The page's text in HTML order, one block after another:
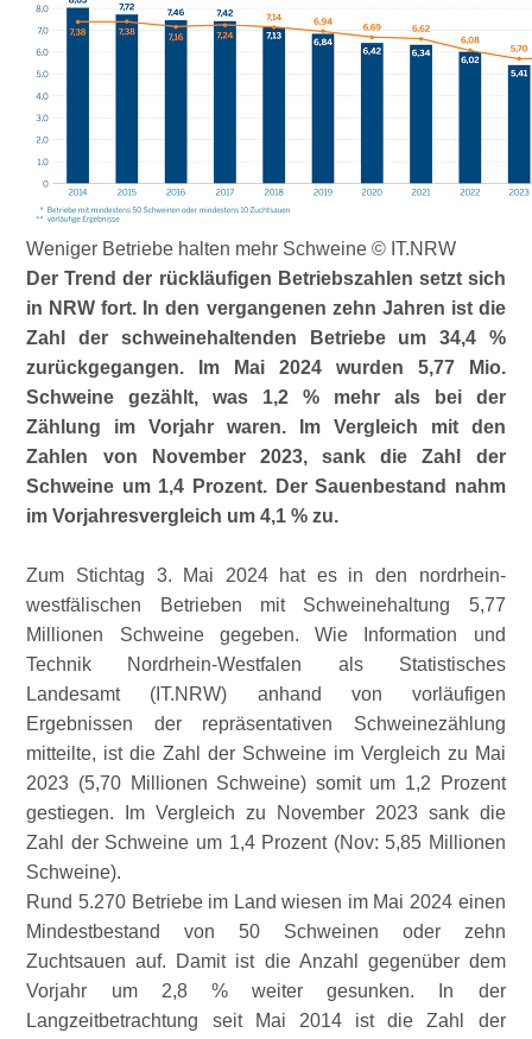
Weniger Betriebe halten mehr Schweine © IT.NRW
Der Trend der rückläufigen Betriebszahlen setzt sich
in NRW fort. In den vergangenen zehn Jahren ist die
Zahl der schweinehaltenden Betriebe um 34,4 %
zurückgegangen.
Im Mai 2024 wurden 5,77 Mio.
Schweine gezählt, was 1,2 % mehr als bei der
Zählung im Vorjahr waren. Im Vergleich mit den
Zahlen von November 2023, sank die Zahl der
Schweine um 1,4 Prozent. Der Sauenbestand nahm
im Vorjahresvergleich um 4,1 % zu.
Zum Stichtag 3. Mai 2024 hat es in den nordrhein-
westfälischen Betrieben mit Schweinehaltung 5,77
Millionen Schweine gegeben. Wie Information und
Technik Nordrhein-Westfalen als Statistisches
Landesamt (IT.NRW) anhand von vorläufigen
Ergebnissen der repräsentativen Schweinezählung
mitteilte, ist die Zahl der Schweine im Vergleich zu Mai
2023 (5,70 Millionen Schweine) somit um 1,2 Prozent
gestiegen. Im Vergleich zu November 2023 sank die
Zahl der Schweine um 1,4 Prozent (Nov: 5,85 Millionen
Schweine).
Rund 5.270 Betriebe im Land wiesen im Mai 2024 einen
Mindestbestand von 50 Schweinen oder zehn
Zuchtsauen auf. Damit ist die Anzahl gegenüber dem
Vorjahr um 2,8 % weiter gesunken. In der
Langzeitbetrachtung seit Mai 2014 ist die Zahl der